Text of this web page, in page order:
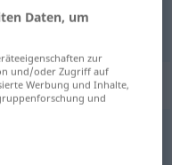
Daten, um
zur
und/oder Zugriff auf
Werbung und Inhalte,
und